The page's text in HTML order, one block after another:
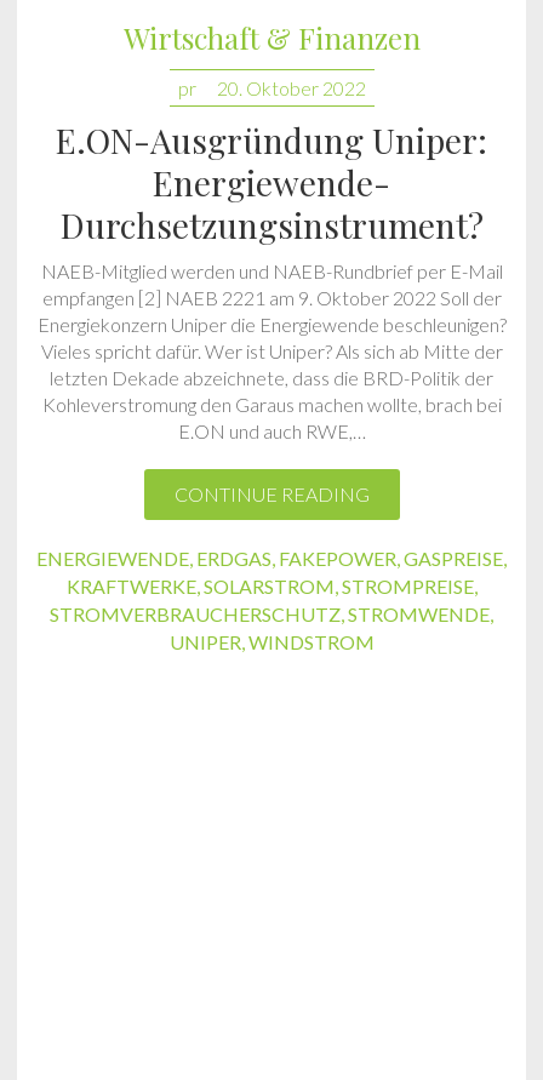
Wirtschaft & Finanzen
pr 20. Oktober 2022
E.ON-Ausgründung Uniper:
Energiewende-
Durchsetzungsinstrument?
NAEB-Mitglied werden und NAEB-Rundbrief per E-Mail
empfangen [2] NAEB 2221 am 9. Oktober 2022 Soll der
Energiekonzern Uniper die Energiewende beschleunigen?
Vieles spricht dafür. Wer ist Uniper? Als sich ab Mitte der
letzten Dekade abzeichnete, dass die BRD-Politik der
Kohleverstromung den Garaus machen wollte, brach bei
E.ON und auch RWE,…
CONTINUE READING
ENERGIEWENDE, ERDGAS, FAKEPOWER,GASPREISE,
KRAFTWERKE,SOLARSTROM,STROMPREISE,
STROMVERBRAUCHERSCHUTZ,STROMWENDE,
UNIPER,WINDSTROM